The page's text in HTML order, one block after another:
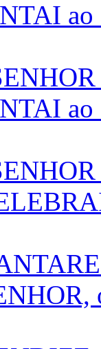
ao
ao